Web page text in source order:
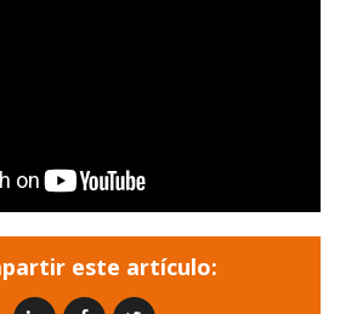
este artículo: